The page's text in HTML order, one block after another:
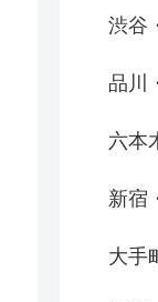
渋谷
品川
六本
新宿
大手